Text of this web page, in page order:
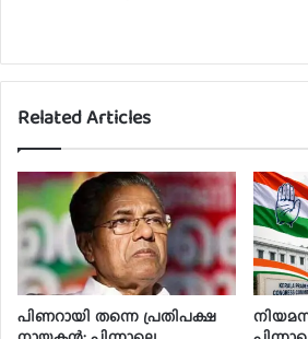
Related Articles
പിണറായി തന്നെ പ്രതിപക്ഷ